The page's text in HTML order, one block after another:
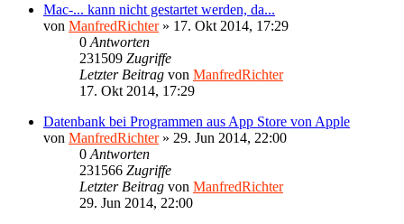
Mac-... kann nicht gestartet werden, da...
von ManfredRichter» 17. Okt 2014, 17:29
0 Antworten
231509 Zugriffe
Letzter Beitrag von ManfredRichter
17. Okt 2014, 17:29
Datenbank bei Programmen aus App Store von Apple
von ManfredRichter» 29. Jun 2014, 22:00
0 Antworten
231566 Zugriffe
Letzter Beitrag von ManfredRichter
29. Jun 2014, 22:00